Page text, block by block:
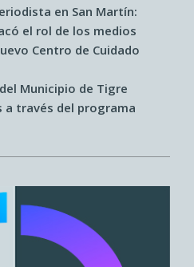
en San Martín:
el rol de los medios
Centro de Cuidado
Municipio de Tigre
través del programa